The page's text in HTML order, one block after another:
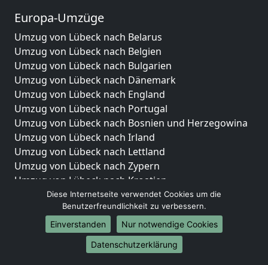
Europa-Umzüge
Umzug von Lübeck nach Belarus
Umzug von Lübeck nach Belgien
Umzug von Lübeck nach Bulgarien
Umzug von Lübeck nach Dänemark
Umzug von Lübeck nach England
Umzug von Lübeck nach Portugal
Umzug von Lübeck nach Bosnien und Herzegowina
Umzug von Lübeck nach Irland
Umzug von Lübeck nach Lettland
Umzug von Lübeck nach Zypern
Umzug von Lübeck nach Kroatien
Umzug von Lübeck nach Estland
Umzug von Lübeck nach Finnland
Umzug von Lübeck nach Frankreich
Umzug von Lübeck nach Griechenland
Umzug von Lübeck nach Italien
Diese Internetseite verwendet Cookies um die
Benutzerfreundlichkeit zu verbessern.
Einverstanden
Nur notwendige Cookies
Datenschutzerklärung